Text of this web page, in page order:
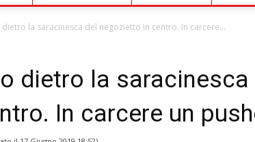
dietro la saracinesca del negozietto in centro. In carcere...
dietro la saracinesca
In carcere un